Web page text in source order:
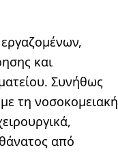
και
Συνήθως
τη νοσοκομειακή
από